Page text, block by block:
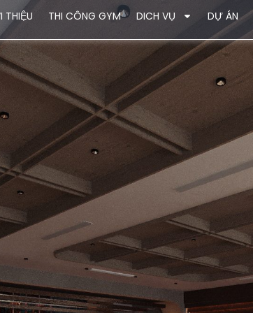
THIỆU THI CÔNG GYM DICH VỤ DỰ ÁN